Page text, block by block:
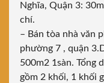
Nghĩa, Quận 3:
chí.
– Bán tòa nhà văn
phường 7 , quận
500m2 1sàn. Tổng
gồm 2 khối, 1 khối